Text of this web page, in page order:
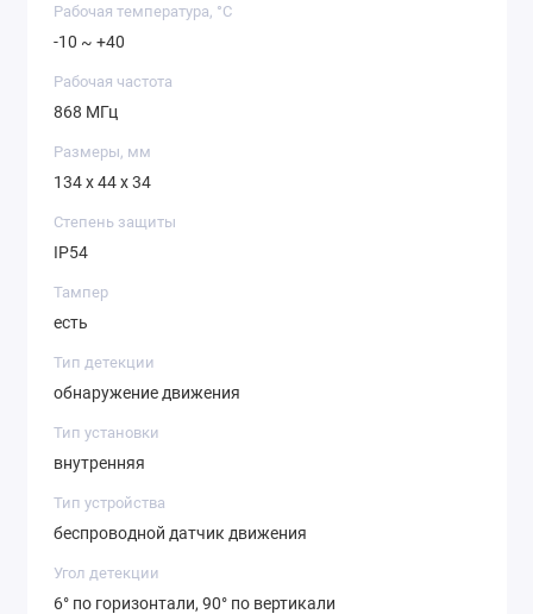
Рабочая температура, °C
-10 ~ +40
Рабочая частота
868 МГц
Размеры, мм
134 х 44 х 34
Степень защиты
IP54
Тампер
есть
Тип детекции
обнаружение движения
Тип установки
внутренняя
Тип устройства
беспроводной датчик движения
Угол детекции
6° по горизонтали, 90° по вертикали